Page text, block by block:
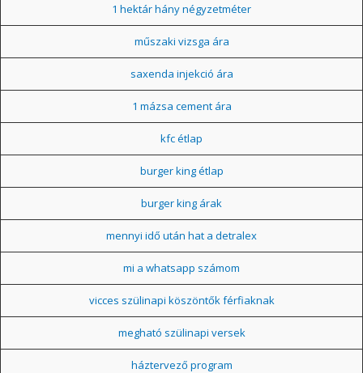
1 hektár hány négyzetméter
műszaki vizsga ára
saxenda injekció ára
1 mázsa cement ára
kfc étlap
burger king étlap
burger king árak
mennyi idő után hat a detralex
mi a whatsapp számom
vicces szülinapi köszöntők férfiaknak
megható szülinapi versek
háztervező program